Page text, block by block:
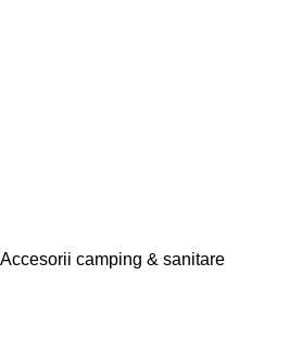
Accesorii camping & sanitare